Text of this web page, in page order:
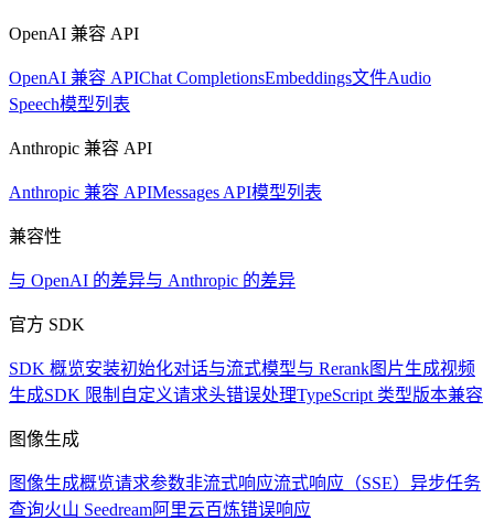
OpenAI 兼容 API
OpenAI 兼容 APIChat CompletionsEmbeddings文件Audio
Speech模型列表
Anthropic 兼容 API
Anthropic 兼容 APIMessages API模型列表
兼容性
与 OpenAI 的差异与 Anthropic 的差异
官方 SDK
SDK 概览安装初始化对话与流式模型与 Rerank图片生成视频
生成SDK 限制 自定义请求头错误处理TypeScript 类型版本兼容
图像生成
图像生成概览请求参数非流式响应流式响应（SSE） 异步任务
查询火山 Seedream阿里云百炼错误响应